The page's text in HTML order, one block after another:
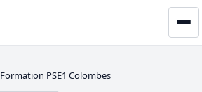
Formation PSE1 Colombes